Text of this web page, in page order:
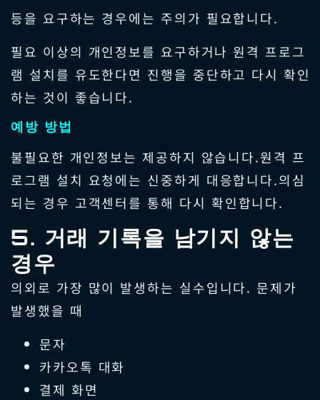
등을 요구하는 경우에는 주의가 필요합니다.
필요 이상의 개인정보를 요구하거나 원격 프로그
램 설치를 유도한다면 진행을 중단하고 다시 확인
하는 것이 좋습니다.
예방 방법
불필요한 개인정보는 제공하지 않습니다.원격 프
로그램 설치 요청에는 신중하게 대응합니다.의심
되는 경우 고객센터를 통해 다시 확인합니다.
5. 거래 기록을 남기지 않는
경우
의외로 가장 많이 발생하는 실수입니다. 문제가
발생했을 때
문자
카카오톡 대화
결제 화면